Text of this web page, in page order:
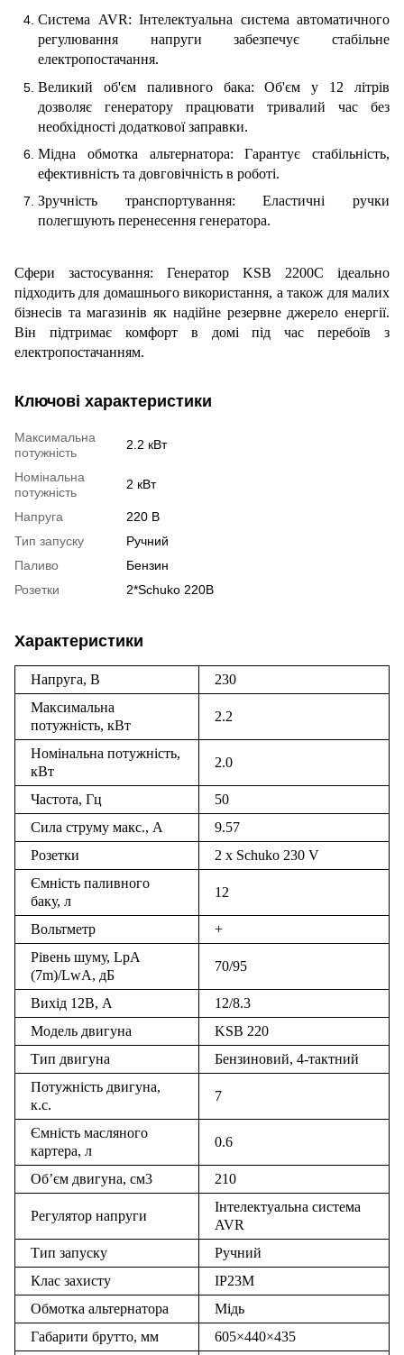
Система AVR: Інтелектуальна система автоматичного
регулювання напруги забезпечує стабільне
електропостачання.
Великий об'єм паливного бака: Об'єм у 12 літрів
дозволяє генератору працювати тривалий час без
необхідності додаткової заправки.
Мідна обмотка альтернатора: Гарантує стабільність,
ефективність та довговічність в роботі.
Зручність транспортування: Еластичні ручки
полегшують перенесення генератора.
Сфери застосування: Генератор KSB 2200C ідеально
підходить для домашнього використання, а також для малих
бізнесів та магазинів як надійне резервне джерело енергії.
Він підтримає комфорт в домі під час перебоїв з
електропостачанням.
Ключові характеристики
Максимальна
потужність
2.2 кВт
Номінальна
потужність
2 кВт
Напруга
220 В
Тип запуску
Ручний
Паливо
Бензин
Розетки
2*Schuko 220В
Характеристики
Напруга, B
230
Максимальна
потужність, кВт
2.2
Номінальна потужність,
кВт
2.0
Частота, Гц
50
Сила струму макс., А
9.57
Розетки
2 x Schuko 230 V
Ємність паливного
баку, л
12
Вольтметр
+
Рівень шуму, LpA
(7m)/LwA, дБ
70/95
Вихід 12В, А
12/8.3
Модель двигуна
KSB 220
Тип двигуна
Бензиновий, 4-тактний
Потужність двигуна,
к.с.
7
Ємність масляного
картера, л
0.6
Об’єм двигуна, см3 210
Регулятор напруги
Інтелектуальна система
AVR
Тип запуску
Ручний
Клас захисту
IP23M
Обмотка альтернатора
Мідь
Габарити брутто, мм
605×440×435